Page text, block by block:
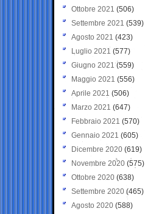
Ottobre 2021 (506)
Settembre 2021 (539)
Agosto 2021 (423)
Luglio 2021 (577)
Giugno 2021(559)
Maggio 2021 (556)
Aprile 2021 (506)
Marzo 2021 (647)
Febbraio 2021 (570)
Gennaio 2021 (605)
Dicembre 2020 (619)
Novembre 2020 (575)
Ottobre 2020 (638)
Settembre 2020(465)
Agosto 2020 (588)